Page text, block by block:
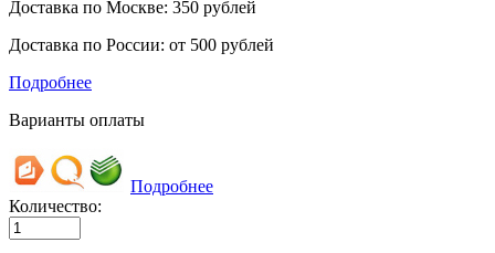
Доставка по Москве: 350 рублей
Доставка по России: от 500 рублей
Подробнее
Варианты оплаты
Подробнее
Количество: